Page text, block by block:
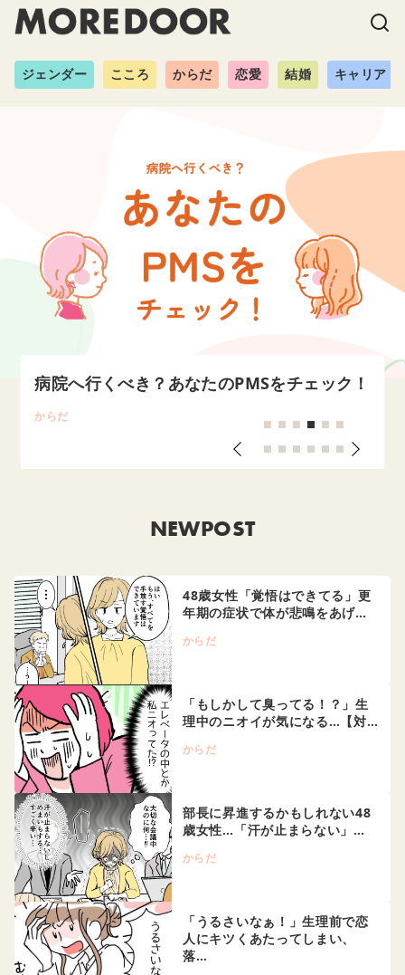
ジェンダー こころ からだ 恋愛 結婚 キャリア
病院へ行くべき？あなたのPMSをチェック！
からだ
NEWPOST
48歳女性「覚悟はできてる」更
年期の症状で体が悲鳴をあげ…
からだ
「もしかして臭ってる！？」生
理中のニオイが気になる…【対…
からだ
部長に昇進するかもしれない48
歳女性…「汗が止まらない」…
からだ
「うるさいなぁ！」生理前で恋
人にキツくあたってしまい、
落…